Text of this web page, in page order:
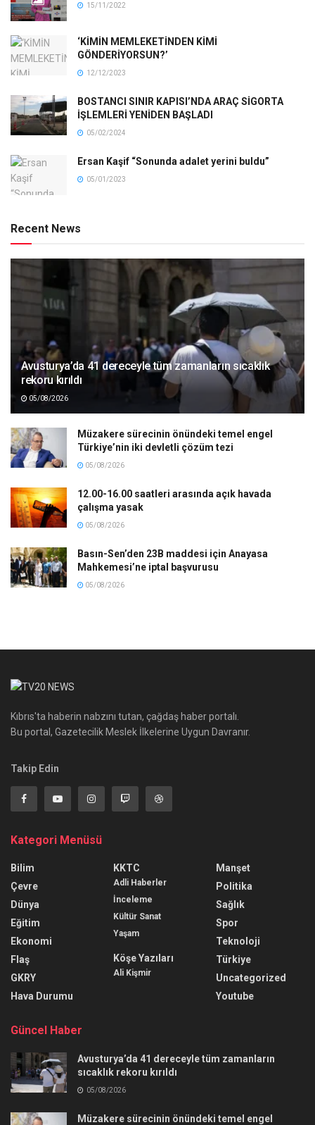
15/11/2022
‘KİMİN MEMLEKETİNDEN KİMİ
GÖNDERİYORSUN?’
12/12/2023
BOSTANCI SINIR KAPISI’NDA ARAÇ SİGORTA
İŞLEMLERİ YENİDEN BAŞLADI
05/02/2024
Ersan Kaşif “Sonunda adalet yerini buldu”
05/01/2023
Recent News
Avusturya’da 41 dereceyle tüm zamanların sıcaklık
rekoru kırıldı
05/08/2026
Müzakere sürecinin önündeki temel engel
Türkiye’nin iki devletli çözüm tezi
05/08/2026
12.00-16.00 saatleri arasında açık havada
çalışma yasak
05/08/2026
Basın-Sen’den 23B maddesi için Anayasa
Mahkemesi’ne iptal başvurusu
05/08/2026
Kıbrıs'ta haberin nabzını tutan, çağdaş haber portalı.
Bu portal, Gazetecilik Meslek İlkelerine Uygun Davranır.
Takip Edin
Kategori Menüsü
Bilim
Çevre
Dünya
Eğitim
Ekonomi
Flaş
GKRY
Hava Durumu
KKTC
Adli Haberler
İnceleme
Kültür Sanat
Yaşam
Köşe Yazıları
Ali Kişmir
Manşet
Politika
Sağlık
Spor
Teknoloji
Türkiye
Uncategorized
Youtube
Güncel Haber
Avusturya’da 41 dereceyle tüm zamanların
sıcaklık rekoru kırıldı
05/08/2026
Müzakere sürecinin önündeki temel engel